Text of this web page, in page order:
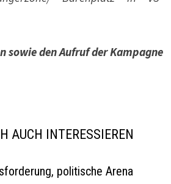
sowie den Aufruf der Kampagne
AUCH INTERESSIEREN
politische Arena